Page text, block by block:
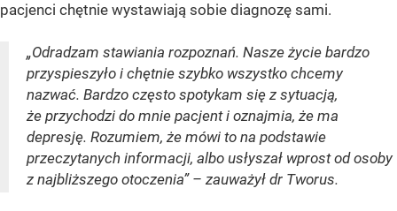
pacjenci chętnie wystawiają sobie diagnozę sami.
„Odradzam stawiania rozpoznań. Nasze życie bardzo
przyspieszyło i chętnie szybko wszystko chcemy
nazwać. Bardzo często spotykam się z sytuacją,
że przychodzi do mnie pacjent i oznajmia, że ma
depresję. Rozumiem, że mówi to na podstawie
przeczytanych informacji, albo usłyszał wprost od osoby
z najbliższego otoczenia” – zauważył dr Tworus.